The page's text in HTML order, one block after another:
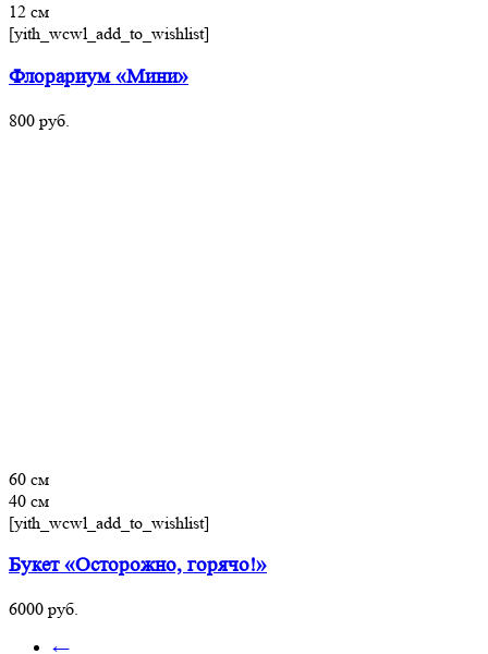
12 см
[yith_wcwl_add_to_wishlist]
Флорариум «Мини»
800 руб.
60 см
40 см
[yith_wcwl_add_to_wishlist]
Букет «Осторожно, горячо!»
6000 руб.
←